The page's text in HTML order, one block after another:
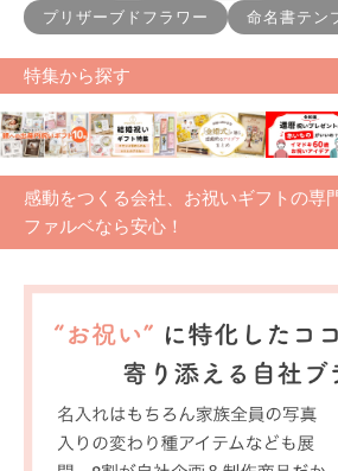
プリザーブドフラワー
命名書テン
特集から探す
感動をつくる会社、お祝いギフトの専
ファルベなら安心！